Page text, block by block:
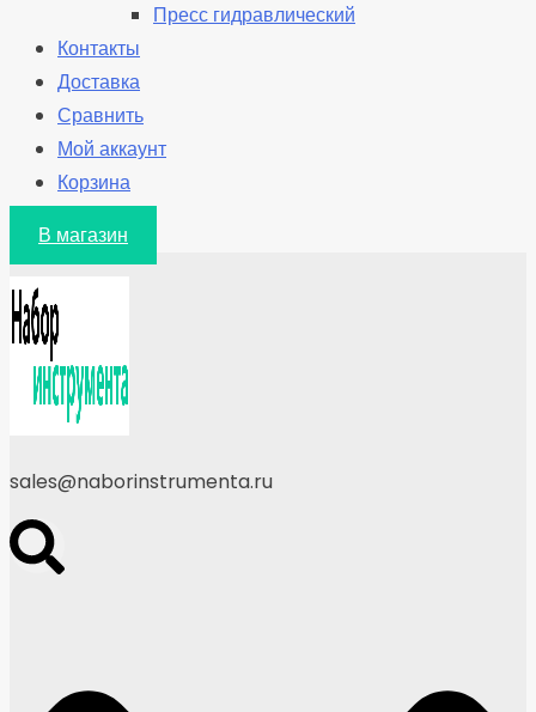
Пресс гидравлический
Контакты
Доставка
Сравнить
Мой аккаунт
Корзина
В магазин
sales@naborinstrumenta.ru